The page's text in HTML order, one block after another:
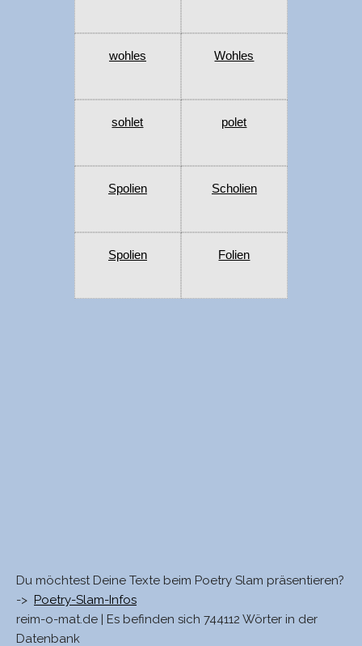
wohles Wohles
sohlet polet
Spolien Scholien
Spolien Folien
Du möchtest Deine Texte beim Poetry Slam präsentieren?
-> Poetry-Slam-Infos
reim-o-mat.de | Es befinden sich 744112 Wörter in der
Datenbank